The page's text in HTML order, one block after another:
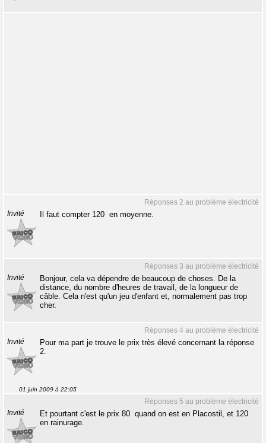
Réponses 2 au problème électricité
Invité Il faut compter 120  en moyenne.
Réponses 3 au problème électricité
Invité
Bonjour, cela va dépendre de beaucoup de choses. De la
distance, du nombre d'heures de travail, de la longueur de
câble. Cela n'est qu'un jeu d'enfant et, normalement pas trop
cher.
Réponses 4 au problème électricité
Invité
Pour ma part je trouve le prix très élevé concernant la réponse
2.
01 juin 2009 à 22:05
Réponses 5 au problème électricité
Invité
Et pourtant c'est le prix 80  quand on est en Placostil, et 120 
en rainurage.